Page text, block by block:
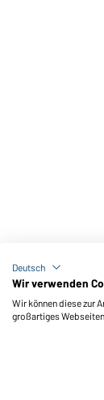
Classic Polo
Deutsch
Wir verwenden
Wir können diese zur
großartiges